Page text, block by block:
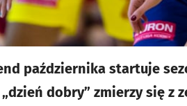
października startuje
dobry” zmierzy się z